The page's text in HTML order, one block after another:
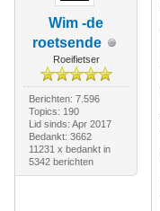
Wim -de
roetsende
Roeifietser
Berichten: 7.596
Topics: 190
Lid sinds: Apr 2017
Bedankt: 3662
11231 x bedankt in
5342 berichten